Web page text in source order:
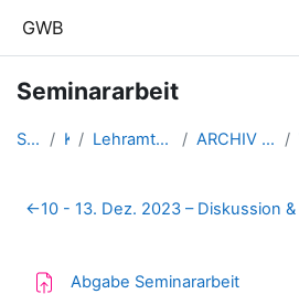
GWB
Seminararbeit
Startseite Kurse Lehramtsausbildung GW im Clust... ARCHIV - Lehrveranstaltungen a...
Abschnittsübersicht
←10 - 13. Dez. 2023 – Diskussion
Abgabe SeminararbeitAufgabe